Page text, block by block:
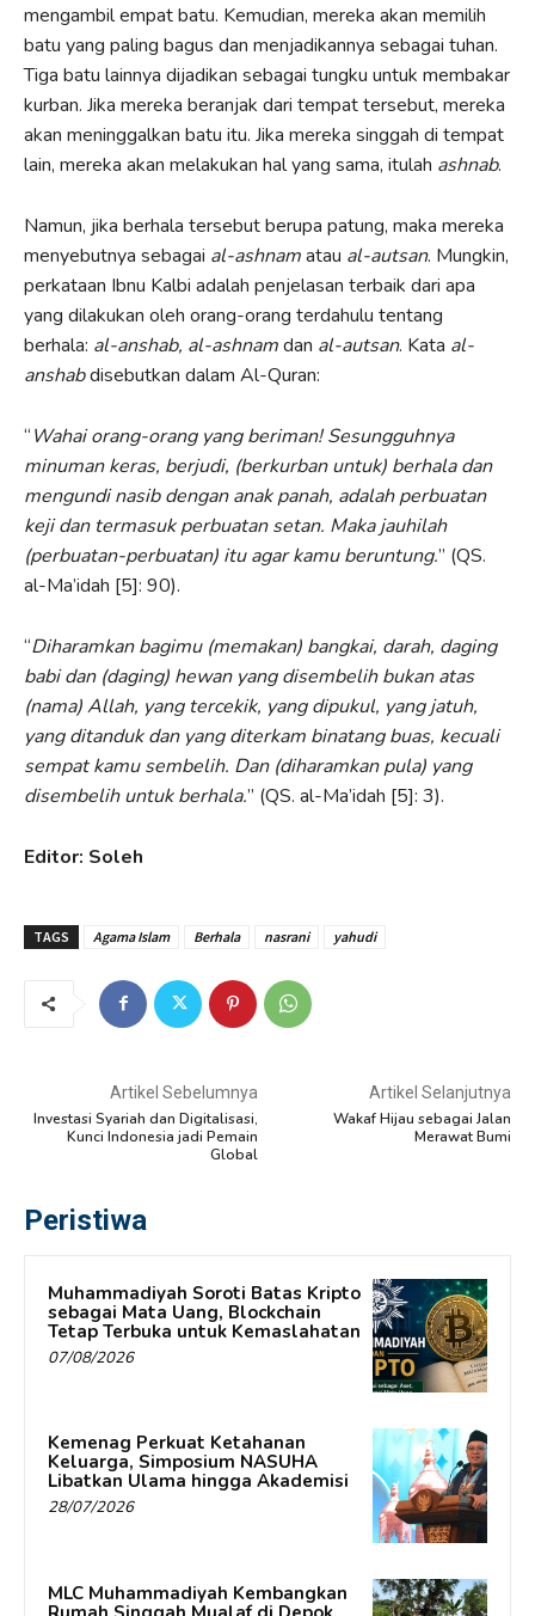
mengambil empat batu. Kemudian, mereka akan memilih
batu yang paling bagus dan menjadikannya sebagai tuhan.
Tiga batu lainnya dijadikan sebagai tungku untuk membakar
kurban. Jika mereka beranjak dari tempat tersebut, mereka
akan meninggalkan batu itu. Jika mereka singgah di tempat
lain, mereka akan melakukan hal yang sama, itulah ashnab.
Namun, jika berhala tersebut berupa patung, maka mereka
menyebutnya sebagai al-ashnamatau al-autsan. Mungkin,
perkataan Ibnu Kalbi adalah penjelasan terbaik dari apa
yang dilakukan oleh orang-orang terdahulu tentang
berhala: al-anshab, al-ashnamdan al-autsan. Kata al-
anshabdisebutkan dalam Al-Quran:
“Wahai orang-orang yang beriman! Sesungguhnya
minuman keras, berjudi, (berkurban untuk) berhala dan
mengundi nasib dengan anak panah, adalah perbuatan
keji dan termasuk perbuatan setan. Maka jauhilah
(perbuatan-perbuatan) itu agar kamu beruntung.” (QS.
al-Ma’idah [5]: 90).
“Diharamkan bagimu (memakan) bangkai, darah, daging
babi dan (daging) hewan yang disembelih bukan atas
(nama) Allah, yang tercekik, yang dipukul, yang jatuh,
yang ditanduk dan yang diterkam binatang buas, kecuali
sempat kamu sembelih. Dan (diharamkan pula) yang
disembelih untuk berhala.” (QS. al-Ma’idah [5]: 3).
Editor: Soleh
TAGS Agama Islam Berhala nasrani yahudi
Artikel Sebelumnya
Investasi Syariah dan Digitalisasi,
Kunci Indonesia jadi Pemain
Global
Artikel Selanjutnya
Wakaf Hijau sebagai Jalan
Merawat Bumi
Peristiwa
Muhammadiyah Soroti Batas Kripto
sebagai Mata Uang, Blockchain
Tetap Terbuka untuk Kemaslahatan
07/08/2026
Kemenag Perkuat Ketahanan
Keluarga, Simposium NASUHA
Libatkan Ulama hingga Akademisi
28/07/2026
MLC Muhammadiyah Kembangkan